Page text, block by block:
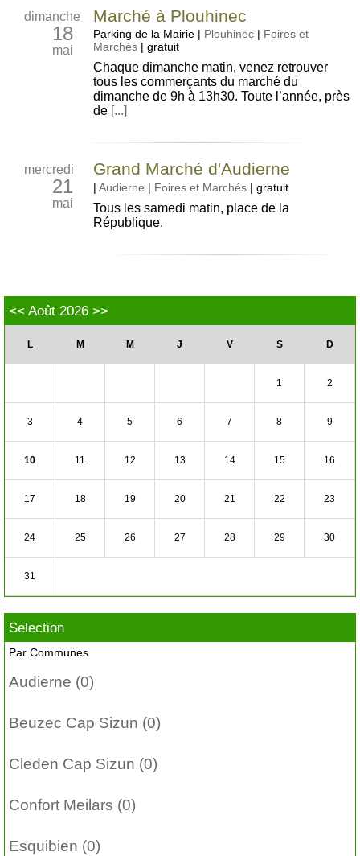
dimanche
18
mai
Marché à Plouhinec
Parking de la Mairie | Plouhinec | Foires et
Marchés |gratuit
Chaque dimanche matin, venez retrouver
tous les commerçants du marché du
dimanche de 9h à 13h30. Toute l’année, près
de [...]
mercredi
21
mai
Grand Marché d'Audierne
|Audierne | Foires et Marchés |gratuit
Tous les samedi matin, place de la
République.
<< Août 2026 >>
L M M J V S D
1 2
3 4 5 6 7 8 9
10 11 12 13 14 15 16
17 18 19 20 21 22 23
24 25 26 27 28 29 30
31
Selection
Par Communes
Audierne (0)
Beuzec Cap Sizun (0)
Cleden Cap Sizun (0)
Confort Meilars (0)
Esquibien (0)